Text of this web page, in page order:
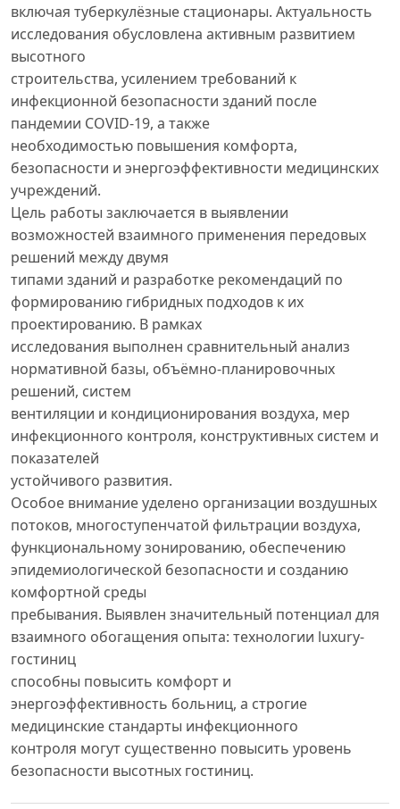
включая туберкулёзные стационары. Актуальность
исследования обусловлена активным развитием
высотного
строительства, усилением требований к
инфекционной безопасности зданий после
пандемии COVID-19, а также
необходимостью повышения комфорта,
безопасности и энергоэффективности медицинских
учреждений.
Цель работы заключается в выявлении
возможностей взаимного применения передовых
решений между двумя
типами зданий и разработке рекомендаций по
формированию гибридных подходов к их
проектированию. В рамках
исследования выполнен сравнительный анализ
нормативной базы, объёмно-планировочных
решений, систем
вентиляции и кондиционирования воздуха, мер
инфекционного контроля, конструктивных систем и
показателей
устойчивого развития.
Особое внимание уделено организации воздушных
потоков, многоступенчатой фильтрации воздуха,
функциональному зонированию, обеспечению
эпидемиологической безопасности и созданию
комфортной среды
пребывания. Выявлен значительный потенциал для
взаимного обогащения опыта: технологии luxury-
гостиниц
способны повысить комфорт и
энергоэффективность больниц, а строгие
медицинские стандарты инфекционного
контроля могут существенно повысить уровень
безопасности высотных гостиниц.